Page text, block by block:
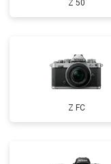
Z 50
Z FC